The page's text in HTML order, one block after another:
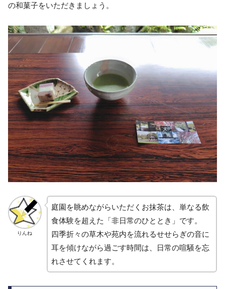
の和菓子をいただきましょう。
りんね
庭園を眺めながらいただくお抹茶は、単なる飲
食体験を超えた「非日常のひととき」です。
四季折々の草木や苑内を流れるせせらぎの音に
耳を傾けながら過ごす時間は、日常の喧騒を忘
れさせてくれます。